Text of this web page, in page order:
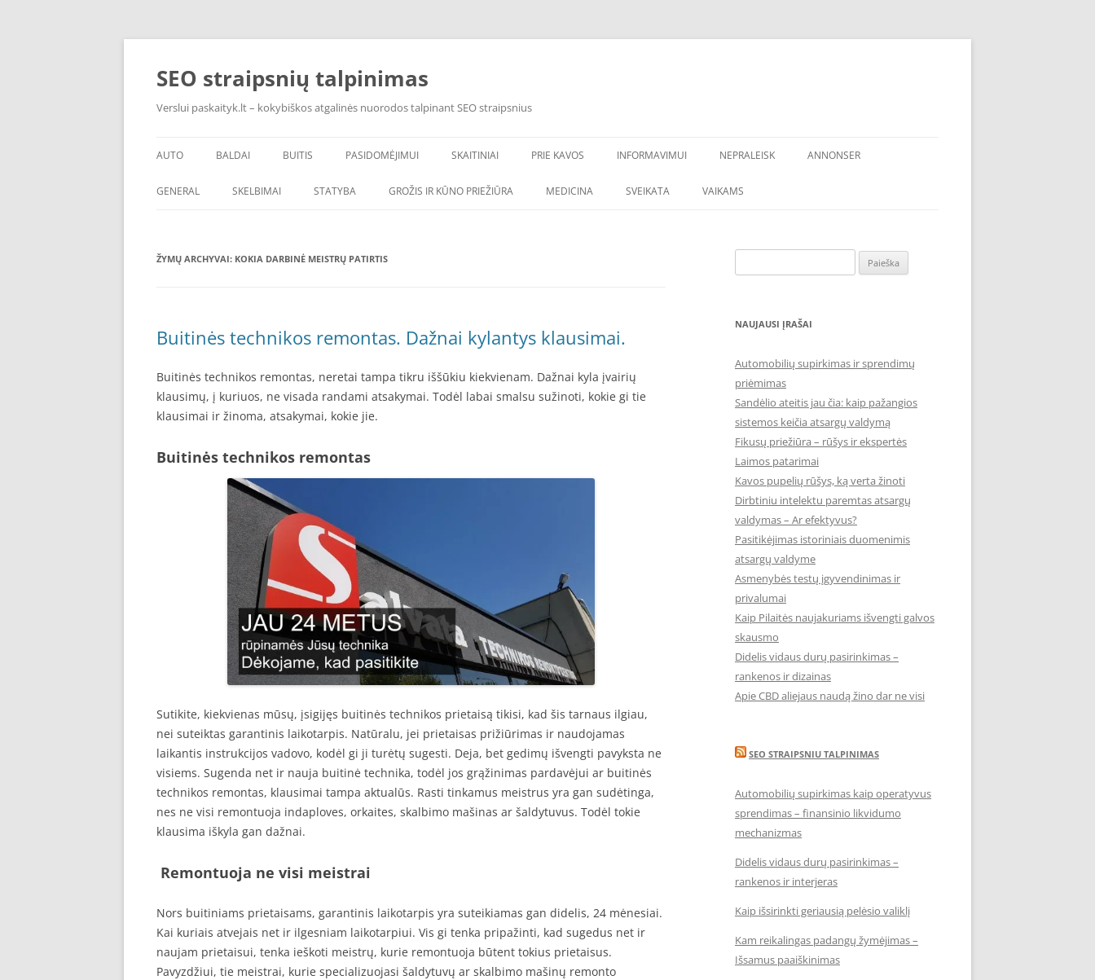
Pereiti
SEO straipsnių talpinimas
Verslui paskaityk.lt – kokybiškos atgalinės nuorodos talpinant SEO straipsnius
AUTO
PADANGOS
BALDAI BUITIS
ĮRANGA VANDENS FILTRAI
PASIDOMĖJIMUI SKAITINIAI PRIE KAVOS INFORMAVIMUI NEPRALEISK ANNONSER
GENERAL SKELBIMAI STATYBA GROŽIS IR KŪNO PRIEŽIŪRA MEDICINA SVEIKATA VAIKAMS
ŽYMŲ ARCHYVAI: KOKIA DARBINĖ MEISTRŲ PATIRTIS
Buitinės technikos remontas. Dažnai kylantys klausimai.
Buitinės technikos remontas, neretai tampa tikru iššūkiu kiekvienam. Dažnai kyla įvairių
klausimų, į kuriuos, ne visada randami atsakymai. Todėl labai smalsu sužinoti, kokie gi tie
klausimai ir žinoma, atsakymai, kokie jie.
Buitinės technikos remontas
Sutikite, kiekvienas mūsų, įsigijęs buitinės technikos prietaisą tikisi, kad šis tarnaus ilgiau,
nei suteiktas garantinis laikotarpis. Natūralu, jei prietaisas prižiūrimas ir naudojamas
laikantis instrukcijos vadovo, kodėl gi ji turėtų sugesti. Deja, bet gedimų išvengti pavyksta ne
visiems. Sugenda net ir nauja buitinė technika, todėl jos grąžinimas pardavėjui ar buitinės
technikos remontas, klausimai tampa aktualūs. Rasti tinkamus meistrus yra gan sudėtinga,
nes ne visi remontuoja indaploves, orkaites, skalbimo mašinas ar šaldytuvus. Todėl tokie
klausima iškyla gan dažnai.
Remontuoja ne visi meistrai
Nors buitiniams prietaisams, garantinis laikotarpis yra suteikiamas gan didelis, 24 mėnesiai.
Kai kuriais atvejais net ir ilgesniam laikotarpiui. Vis gi tenka pripažinti, kad sugedus net ir
naujam prietaisui, tenka ieškoti meistrų, kurie remontuoja būtent tokius prietaisus.
Pavyzdžiui, tie meistrai, kurie specializuojasi šaldytuvų ar skalbimo mašinų remonto
NAUJAUSI ĮRAŠAI
Automobilių supirkimas ir sprendimų
priėmimas
Sandėlio ateitis jau čia: kaip pažangios
sistemos keičia atsargų valdymą
Fikusų priežiūra – rūšys ir ekspertės
Laimos patarimai
Kavos pupelių rūšys, ką verta žinoti
Dirbtiniu intelektu paremtas atsargų
valdymas – Ar efektyvus?
Pasitikėjimas istoriniais duomenimis
atsargų valdyme
Asmenybės testų įgyvendinimas ir
privalumai
Kaip Pilaitės naujakuriams išvengti galvos
skausmo
Didelis vidaus durų pasirinkimas –
rankenos ir dizainas
Apie CBD aliejaus naudą žino dar ne visi
SEO STRAIPSNIU TALPINIMAS
Automobilių supirkimas kaip operatyvus
sprendimas – finansinio likvidumo
mechanizmas
Didelis vidaus durų pasirinkimas –
rankenos ir interjeras
Kaip išsirinkti geriausią pelėsio valiklį
Kam reikalingas padangų žymėjimas –
Išsamus paaiškinimas